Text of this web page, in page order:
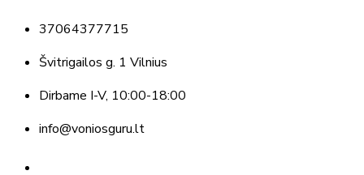
37064377715
Švitrigailos g. 1 Vilnius
Dirbame I-V, 10:00-18:00
info@voniosguru.lt